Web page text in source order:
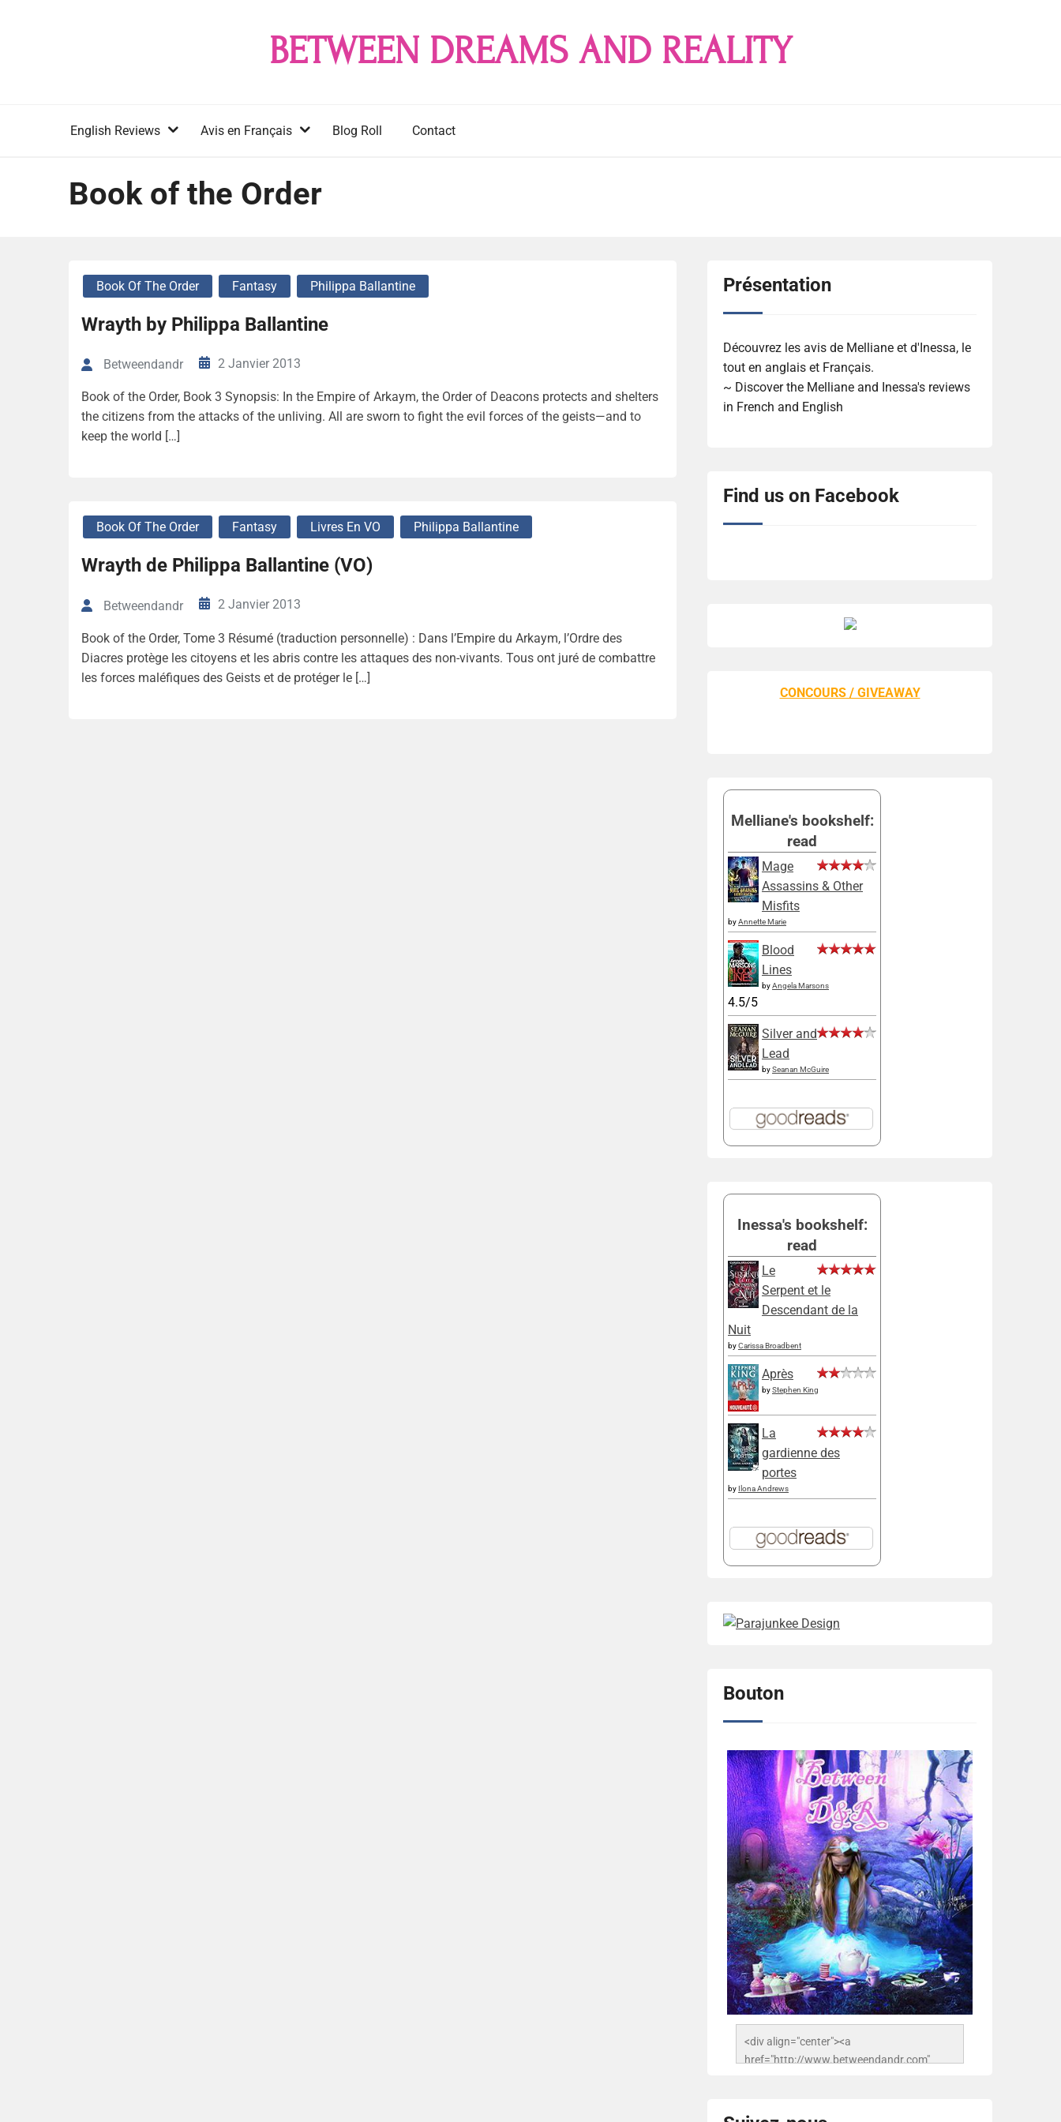
BETWEEN DREAMS AND REALITY
English Reviews Avis en Français Blog Roll Contact
Book of the Order
Book Of The Order Fantasy Philippa Ballantine
Wrayth by Philippa Ballantine
Betweendandr 2 Janvier 2013
Book of the Order, Book 3 Synopsis: In the Empire of Arkaym, the Order of Deacons protects and shelters
the citizens from the attacks of the unliving. All are sworn to fight the evil forces of the geists—and to
keep the world […]
Book Of The Order Fantasy Livres En VO Philippa Ballantine
Wrayth de Philippa Ballantine (VO)
Betweendandr 2 Janvier 2013
Book of the Order, Tome 3 Résumé (traduction personnelle) : Dans l’Empire du Arkaym, l’Ordre des
Diacres protège les citoyens et les abris contre les attaques des non-vivants. Tous ont juré de combattre
les forces maléfiques des Geists et de protéger le […]
Présentation
Découvrez les avis de Melliane et d'Inessa, le
tout en anglais et Français.
~ Discover the Melliane and Inessa's reviews
in French and English
Find us on Facebook
CONCOURS / GIVEAWAY
Melliane's bookshelf:
read
Mage
Assassins & Other
Misfits
byAnnette Marie
Blood
Lines
byAngela Marsons
4.5/5
Silver and
Lead
bySeanan McGuire
Inessa's bookshelf:
read
Le
Serpent et le
Descendant de la
Nuit
byCarissa Broadbent
Après
byStephen King
La
gardienne des
portes
by Ilona Andrews
Bouton
<div align="center"><a
href="http://www.betweendandr.com"
503716673157532-